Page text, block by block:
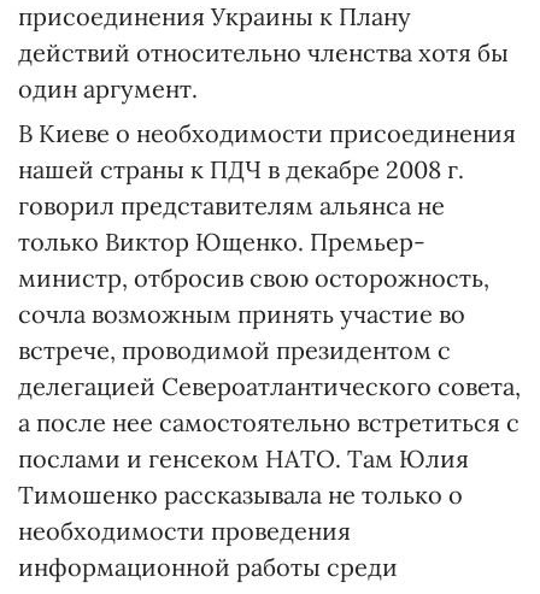
присоединения Украины к Плану
действий относительно членства хотя бы
один аргумент.
В Киеве о необходимости присоединения
нашей страны к ПДЧ в декабре 2008 г.
говорил представи­телям альянса не
только Виктор Ющен­ко. Премьер-
министр, отбросив свою осторожность,
сочла возможным принять участие во
встрече, проводимой президентом с
делегацией Североатлантического совета,
а после нее самостоятельно встре­титься с
послами и генсеком НАТО. Там Юлия
Тимошенко рассказывала не только о
необходимос­ти проведения
информационной работы среди